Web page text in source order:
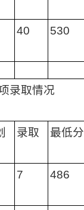
40 530
录取情况
录取 最低分
7 486